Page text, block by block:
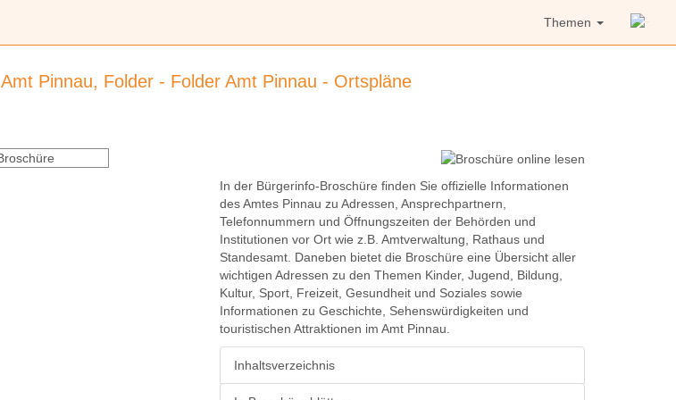
Themen
Amt Pinnau, Folder - Folder Amt Pinnau - Ortspläne
In der Bürgerinfo-Broschüre finden Sie offizielle Informationen
des Amtes Pinnau zu Adressen, Ansprechpartnern,
Telefonnummern und Öffnungszeiten der Behörden und
Institutionen vor Ort wie z.B. Amtverwaltung, Rathaus und
Standesamt. Daneben bietet die Broschüre eine Übersicht aller
wichtigen Adressen zu den Themen Kinder, Jugend, Bildung,
Kultur, Sport, Freizeit, Gesundheit und Soziales sowie
Informationen zu Geschichte, Sehenswürdigkeiten und
touristischen Attraktionen im Amt Pinnau.
Inhaltsverzeichnis